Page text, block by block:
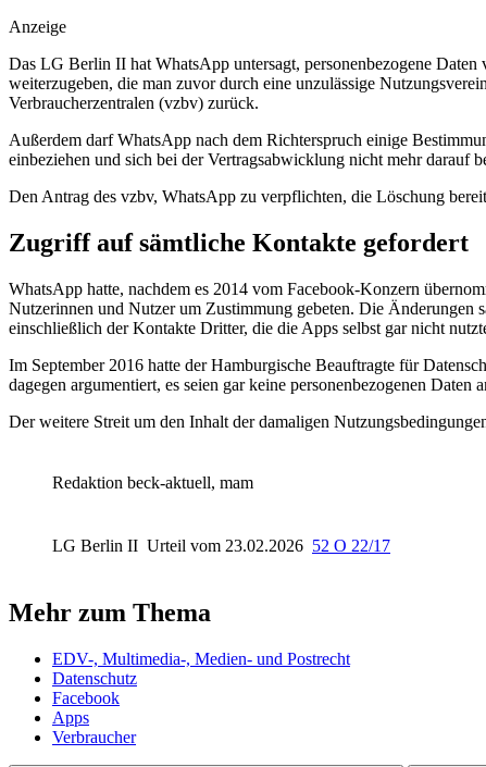
Anzeige
Das LG Berlin II hat WhatsApp untersagt, personenbezogene
weiterzugeben, die man zuvor durch eine unzulässige
Verbraucherzentralen (vzbv) zurück.
Außerdem darf WhatsApp nach dem Richterspruch einige
einbeziehen und sich bei der Vertragsabwicklung nicht mehr darauf
Den Antrag des vzbv, WhatsApp zu verpflichten, die Löschung
Zugriff auf sämtliche Kontakte gefordert
WhatsApp hatte, nachdem es 2014 vom Facebook-Konzern
Nutzerinnen und Nutzer um Zustimmung gebeten. Die Änderungen
einschließlich der Kontakte Dritter, die die Apps selbst gar nicht
Im September 2016 hatte der Hamburgische Beauftragte für
dagegen argumentiert, es seien gar keine personenbezogenen Daten
Der weitere Streit um den Inhalt der damaligen
Redaktion beck-aktuell, mam
LG Berlin II Urteil vom 23.02.2026 52 O 22/17
Mehr zum Thema
EDV-, Multimedia-, Medien- und Postrecht
Datenschutz
Facebook
Apps
Verbraucher